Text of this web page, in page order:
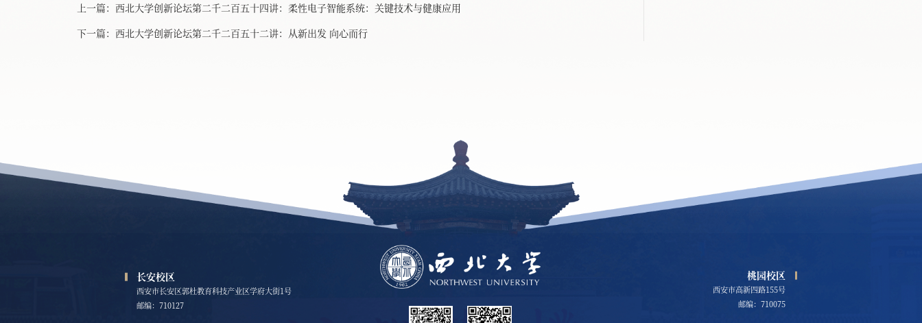
上一篇： 西北大学创新论坛第二千二百五十四讲：柔性电子智能系统：关键技术与健康应用
下一篇： 西北大学创新论坛第二千二百五十二讲：从新出发 向心而行
长安校区
西安市长安区郭杜教育科技产业区学府大街1号
邮编：710127
桃园校区
西安市高新四路155号
邮编：710075